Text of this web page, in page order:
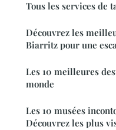
Tous les services de
Découvrez les
Biarritz pour une
Les 10 meilleures
monde
Les 10 musées
Découvrez les plus